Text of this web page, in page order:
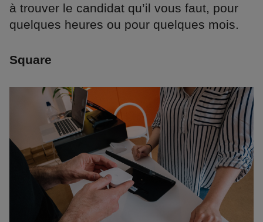
à trouver le candidat qu’il vous faut, pour
quelques heures ou pour quelques mois.
Square